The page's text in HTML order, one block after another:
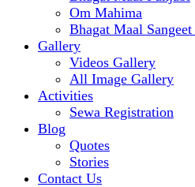
Om Mahima
Bhagat Maal
Gallery
Videos Gallery
All Image Gallery
Activities
Sewa Registration
Blog
Quotes
Stories
Contact Us